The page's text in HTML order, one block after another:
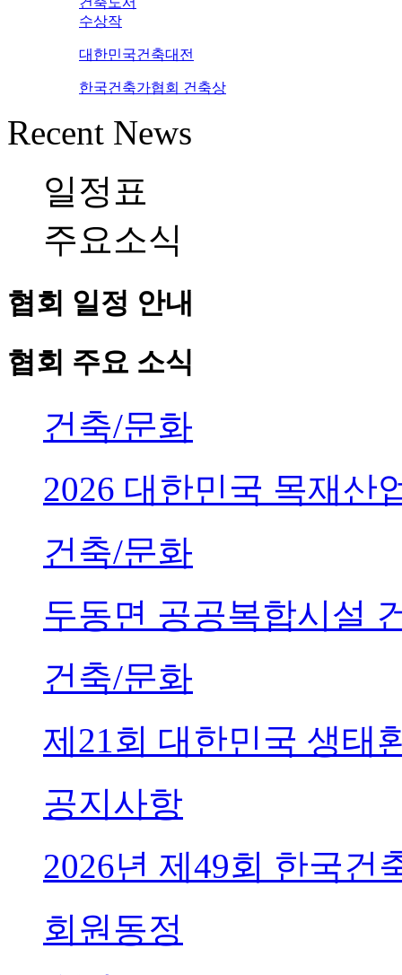
수상작
대한민국건축대전
한국건축가협회 건축상
Recent News
일정표
주요소식
협회 일정 안내
협회 주요 소식
건축/문화
2026 대한민국 목재산
건축/문화
두동면 공공복합시설
건축/문화
제21회 대한민국 생태
공지사항
2026년 제49회 한국건
회원동정